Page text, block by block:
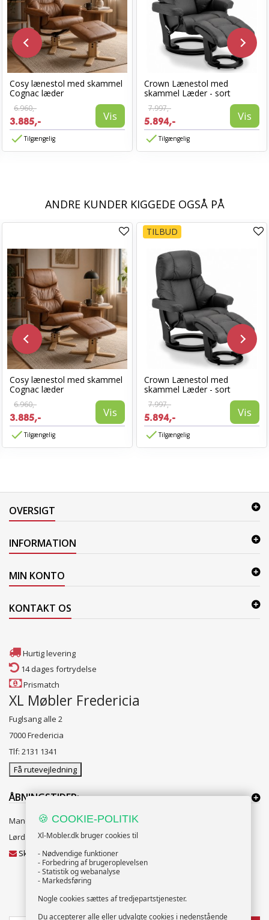
Cosy lænestol med skammel
Cognac læder
6.960,-
3.885,- Vis
Tilgængelig
Crown Lænestol med
skammel Læder - sort
7.997,-
5.894,- Vis
Tilgængelig
ANDRE KUNDER KIGGEDE OGSÅ PÅ
Cosy lænestol med skammel
Cognac læder
6.960,-
3.885,- Vis
Tilgængelig
TILBUD
Crown Lænestol med
skammel Læder - sort
7.997,-
5.894,- Vis
Tilgængelig
OVERSIGT
INFORMATION
MIN KONTO
KONTAKT OS
Hurtig levering
14 dages fortrydelse
Prismatch
XL Møbler Fredericia
Fuglsang alle 2
7000 Fredericia
Tlf: 2131 1341
Få rutevejledning
ÅBNINGSTIDER:
Mandag til Fredag 10:00 til 18:00
Lørdag og Søndag 10:00 til 16:00
Skriv til vores kundeservice
NYHEDSBREV
🍪 COOKIE-POLITIK
Xl-Mobler.dk bruger cookies til
- Nødvendige funktioner
- Forbedring af brugeroplevelsen
- Statistik og webanalyse
- Markedsføring
Nogle cookies sættes af tredjepartstjenester.
Du accepterer alle eller udvalgte cookies i nedenstående